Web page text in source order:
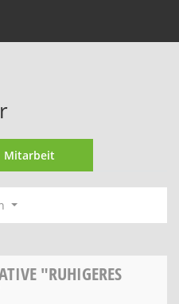
Mitarbeit
"RUHIGERES